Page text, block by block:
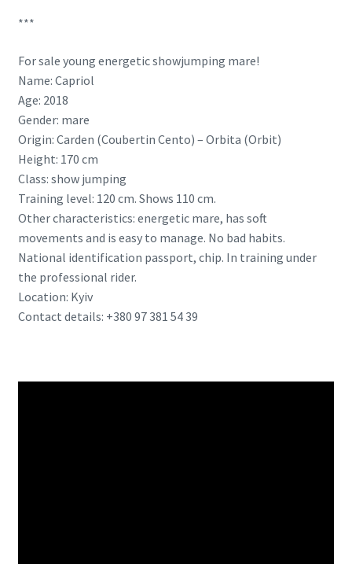
***
For sale young energetic showjumping mare!
Name: Capriol
Age: 2018
Gender: mare
Origin: Carden (Coubertin Cento) – Orbita (Orbit)
Height: 170 cm
Class: show jumping
Training level: 120 cm. Shows 110 cm.
Other characteristics: energetic mare, has soft
movements and is easy to manage. No bad habits.
National identification passport, chip. In training under
the professional rider.
Location: Kyiv
Contact details: +380 97 381 54 39